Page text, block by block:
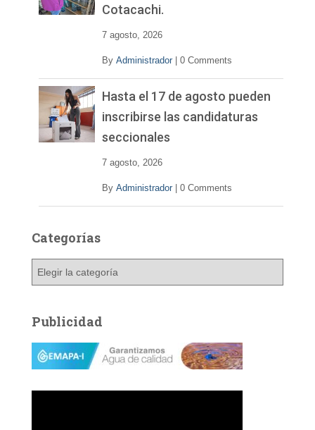
Cotacachi.
7 agosto, 2026
By Administrador 0 Comments
Hasta el 17 de agosto pueden
inscribirse las candidaturas
seccionales
7 agosto, 2026
By Administrador 0 Comments
Categorías
g
o
a
Publicidad